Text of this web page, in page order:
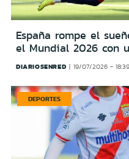
España rompe el
el Mundial 2026 con
DIARIOSENRED 19/07/2026 -
DEPORTES